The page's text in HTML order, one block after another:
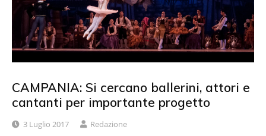
CAMPANIA: Si cercano ballerini, attori e
cantanti per importante progetto
3 Luglio 2017 Redazione